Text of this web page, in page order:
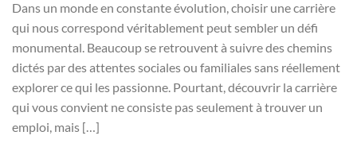
Dans un monde en constante évolution, choisir une carrière
qui nous correspond véritablement peut sembler un défi
monumental. Beaucoup se retrouvent à suivre des chemins
dictés par des attentes sociales ou familiales sans réellement
explorer ce qui les passionne. Pourtant, découvrir la carrière
qui vous convient ne consiste pas seulement à trouver un
emploi, mais […]